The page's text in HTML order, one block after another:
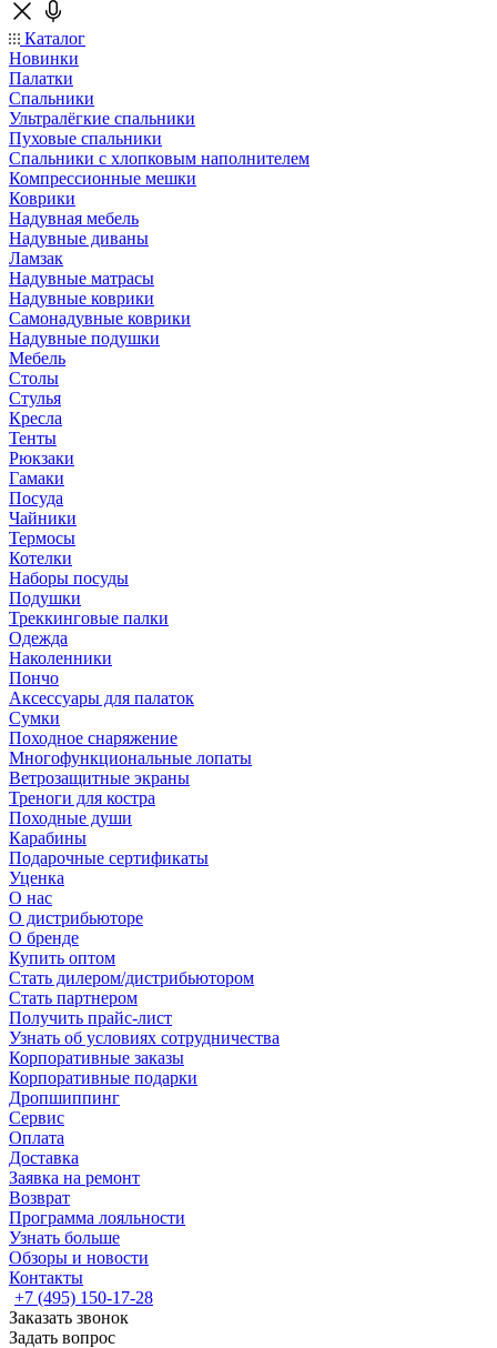
Каталог
Новинки
Палатки
Спальники
Ультралёгкие спальники
Пуховые спальники
Спальники с хлопковым наполнителем
Компрессионные мешки
Коврики
Надувная мебель
Надувные диваны
Ламзак
Надувные матрасы
Надувные коврики
Самонадувные коврики
Надувные подушки
Мебель
Столы
Стулья
Кресла
Тенты
Рюкзаки
Гамаки
Посуда
Чайники
Термосы
Котелки
Наборы посуды
Подушки
Треккинговые палки
Одежда
Наколенники
Пончо
Аксессуары для палаток
Сумки
Походное снаряжение
Многофункциональные лопаты
Ветрозащитные экраны
Треноги для костра
Походные души
Карабины
Подарочные сертификаты
Уценка
О нас
О дистрибьюторе
О бренде
Купить оптом
Стать дилером/дистрибьютором
Стать партнером
Получить прайс-лист
Узнать об условиях сотрудничества
Корпоративные заказы
Корпоративные подарки
Дропшиппинг
Сервис
Оплата
Доставка
Заявка на ремонт
Возврат
Программа лояльности
Узнать больше
Обзоры и новости
Контакты
+7 (495) 150-17-28
Заказать звонок
Задать вопрос